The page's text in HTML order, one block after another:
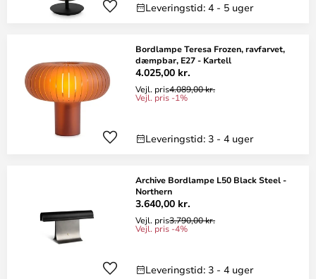
Leveringstid: 4 - 5 uger
Bordlampe Teresa Frozen, ravfarvet,
dæmpbar, E27 - Kartell
4.025,00 kr.
Vejl. pris4.089,00 kr.
Vejl. pris -1%
Leveringstid: 3 - 4 uger
Archive Bordlampe L50 Black Steel -
Northern
3.640,00 kr.
Vejl. pris3.790,00 kr.
Vejl. pris -4%
Leveringstid: 3 - 4 uger